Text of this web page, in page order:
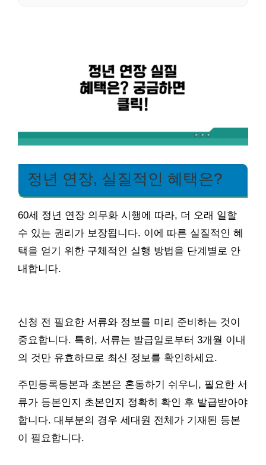
정년 연장, 실질적인 혜택은?
60세 정년 연장 의무화 시행에 따라, 더 오래 일할
수 있는 권리가 보장됩니다. 이에 따른 실질적인 혜
택을 얻기 위한 구체적인 실행 방법을 단계별로 안
내합니다.
신청 전 필요한 서류와 정보를 미리 준비하는 것이
중요합니다. 특히, 서류는 발급일로부터 3개월 이내
의 것만 유효하므로 최신 정보를 확인하세요.
주민등록등본과 초본은 혼동하기 쉬우니, 필요한 서
류가 등본인지 초본인지 정확히 확인 후 발급받아야
합니다. 대부분의 경우 세대원 전체가 기재된 등본
이 필요합니다.